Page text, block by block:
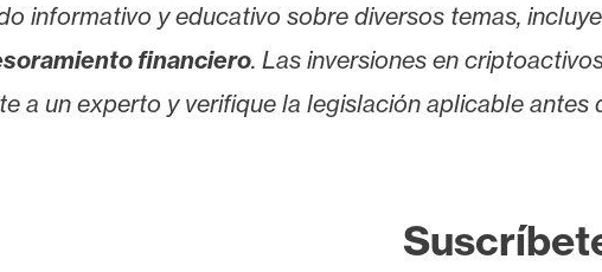
informativo y educativo sobre diversos temas,
financiero. Las inversiones en
a un experto y verifique la legislación aplicable antes